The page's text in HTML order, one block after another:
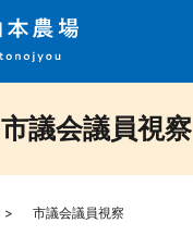
市議会議員視察
市議会議員視察